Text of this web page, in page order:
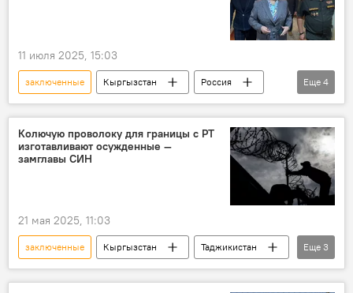
11 июля 2025, 15:03
заключенные Кыргызстан
Россия
Татьяна Москалькова
Джамиля Джаманбаева
омбудсмен
СИЗО
Еще 4
Колючую проволоку для границы с РТ
изготавливают осужденные —
замглавы СИН
21 мая 2025, 11:03
заключенные Кыргызстан
Таджикистан
производство
граница ГСИН
Еще 3